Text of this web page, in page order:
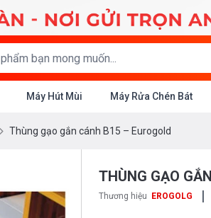
Máy Hút Mùi Máy Rửa Chén Bát
Thùng gạo gắn cánh B15 – Eurogold
THÙNG GẠO
Thương hiệu EROGOLG |